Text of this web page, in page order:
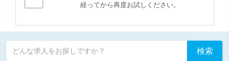
経ってから再度お試しください。
どんな求人をお探しですか？ 検索